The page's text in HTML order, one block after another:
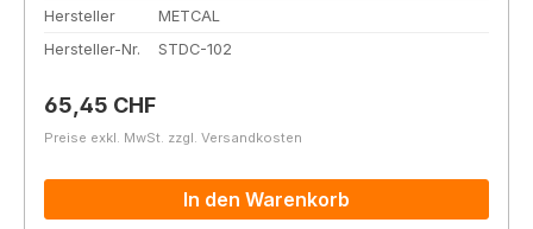
Hersteller
METCAL
Hersteller-Nr.
STDC-102
Regulärer Preis:
65,45 CHF
Preise exkl. MwSt. zzgl. Versandkosten
In den Warenkorb